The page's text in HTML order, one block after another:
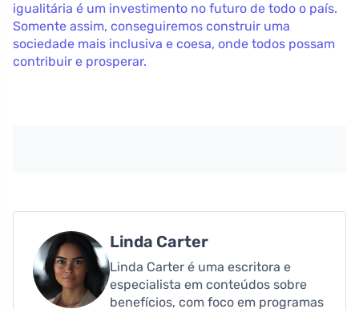
igualitária é um investimento no futuro de todo o país.
Somente assim, conseguiremos construir uma
sociedade mais inclusiva e coesa, onde todos possam
contribuir e prosperar.
Linda Carter
Linda Carter é uma escritora e
especialista em conteúdos sobre
benefícios, com foco em programas